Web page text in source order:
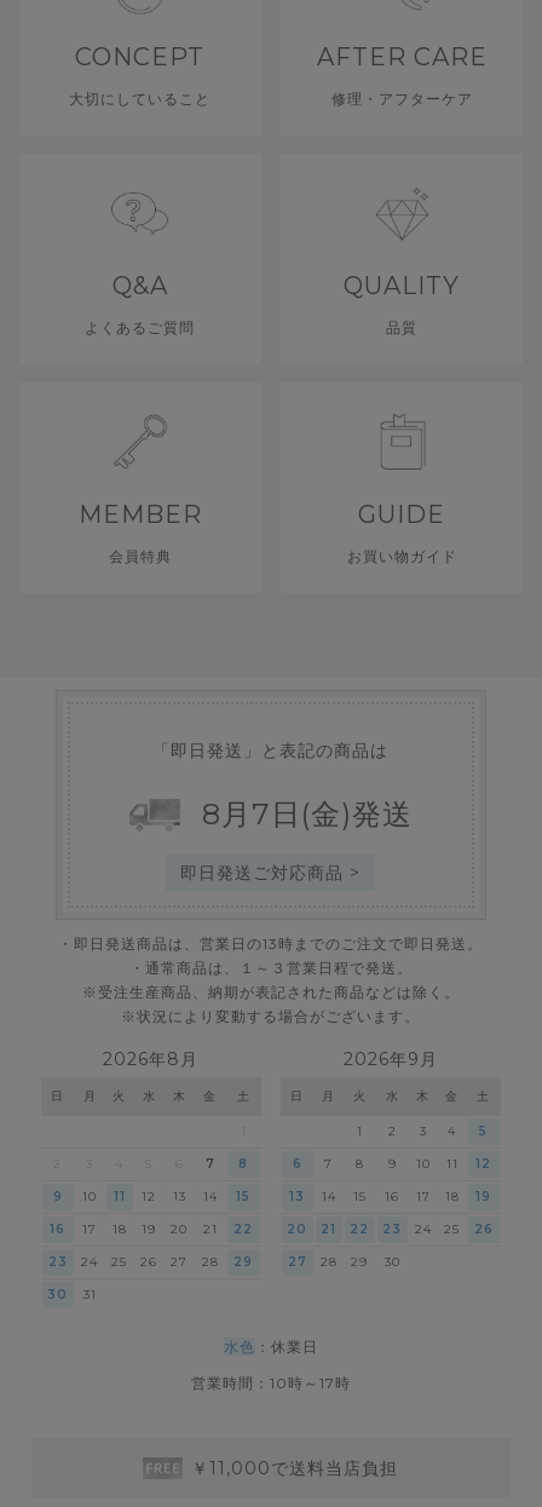
CONCEPT
大切にしていること
AFTER CARE
修理・アフターケア
Q&A
よくあるご質問
QUALITY
品質
MEMBER
会員特典
GUIDE
お買い物ガイド
「即日発送」と表記の商品は
8 月 7 日 (金)発送
即日発送ご対応商品 >
・即日発送商品は、営業日の13時までのご注文で即日発送。
・通常商品は、１～３営業日程で発送。
※受注生産商品、納期が表記された商品などは除く。
※状況により変動する場合がございます。
2026年8月
日 月 火 水 木 金 土
4 7 8
9 10 11 12 13 14 15
16 17 18 19 20 21 22
23 24 25 26 27 28 29
30 31
2026年9月
日 月 火 水 木 金 土
1 2 3 4 5
6 7 8 9 10 11 12
13 14 15 16 17 18 19
20 21 22 23 24 25 26
27 28 29 30
水色 ：休業日
営業時間：10時～17時
￥11,000で送料当店負担